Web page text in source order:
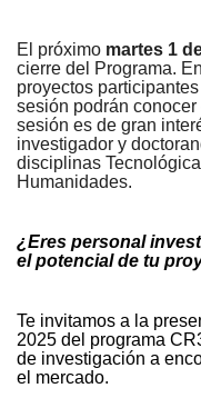
El próximo martes 1
cierre del Programa.
proyectos
sesión podrán
sesión es de gran
investigador y
disciplinas
Humanidades.
¿Eres personal
el potencial de tu
Te invitamos a la
2025 del programa
de investigación a
el mercado.